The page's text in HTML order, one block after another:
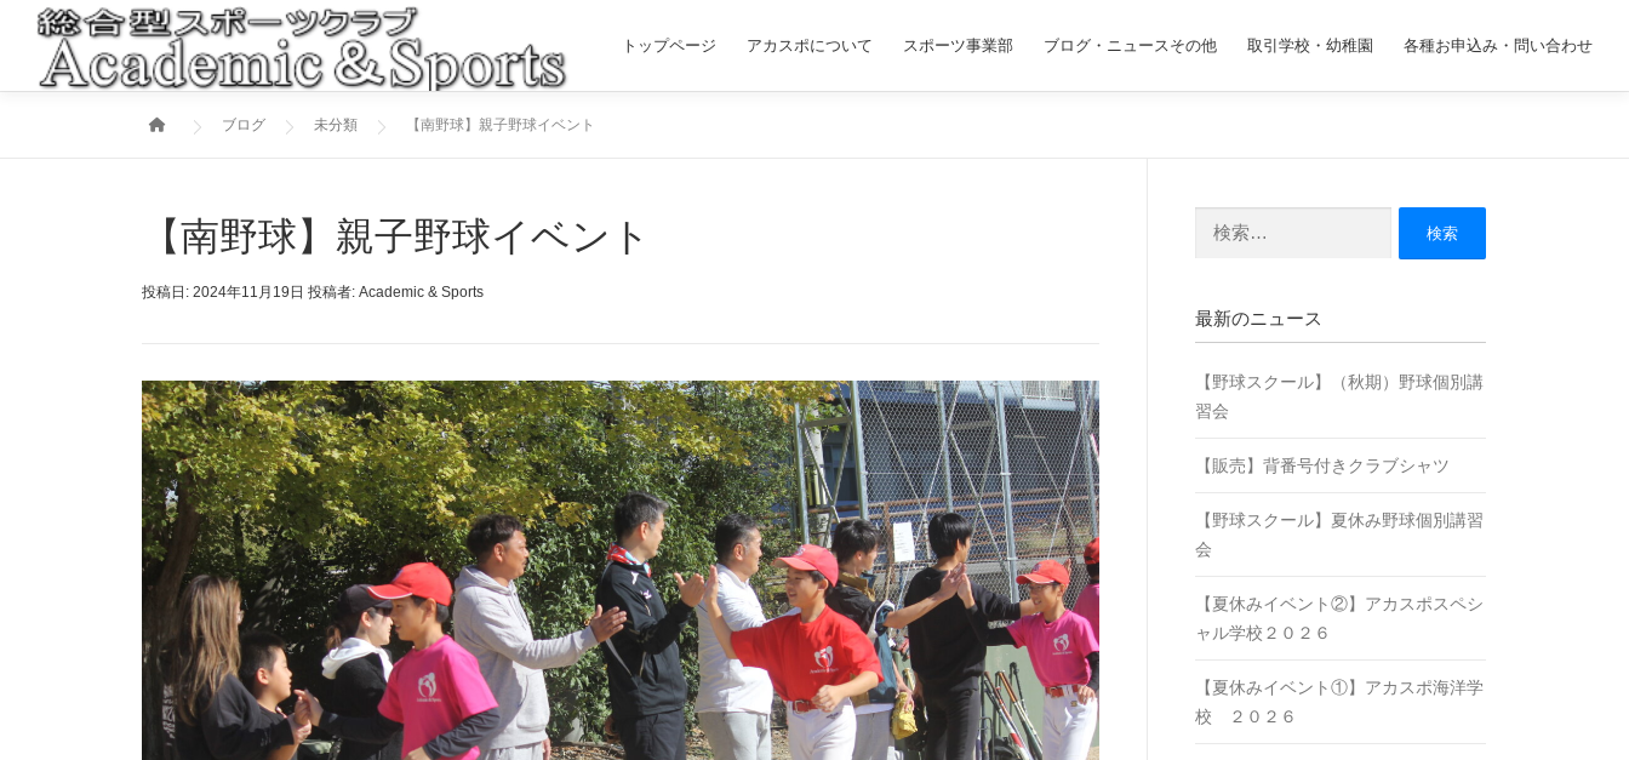
トップページ アカスポについて スポーツ事業部 ブログ・ニュースその他 取引学校・幼稚園 各種お申込み・問い合わせ
ブログ 未分類 【南野球】親子野球イベント
【南野球】親子野球イベント
投稿日: 2024年11月19日 投稿者: Academic & Sports
最新のニュース
【野球スクール】（秋期）野球個別講
習会
【販売】背番号付きクラブシャツ
【野球スクール】夏休み野球個別講習
会
【夏休みイベント②】アカスポスペシ
ャル学校２０２６
【夏休みイベント①】アカスポ海洋学
校 ２０２６